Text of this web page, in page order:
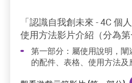
「認識自我創未來 - 4C 個
使用方法影片介紹（分為第
第一部分：屬使用說明，
的配件、表格、使用方法及